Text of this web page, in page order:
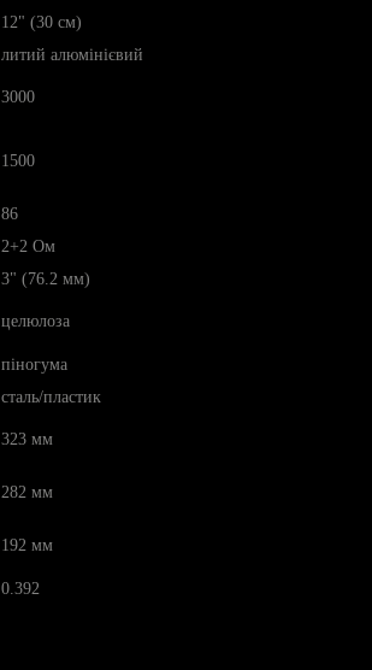
12" (30 см)
литий алюмінієвий
3000
1500
86
2+2 Ом
3" (76.2 мм)
целюлоза
піногума
сталь/пластик
323 мм
282 мм
192 мм
0.392